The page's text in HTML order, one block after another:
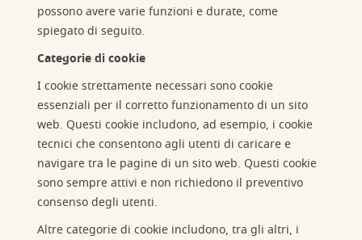
possono avere varie funzioni e durate, come
spiegato di seguito.
Categorie di cookie
I cookie strettamente necessari sono cookie
essenziali per il corretto funzionamento di un sito
web. Questi cookie includono, ad esempio, i cookie
tecnici che consentono agli utenti di caricare e
navigare tra le pagine di un sito web. Questi cookie
sono sempre attivi e non richiedono il preventivo
consenso degli utenti.
Altre categorie di cookie includono, tra gli altri, i